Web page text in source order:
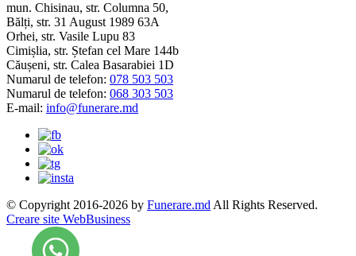
mun. Chisinau, str. Columna 50,
Bălți, str. 31 August 1989 63A
Orhei, str. Vasile Lupu 83
Cimișlia, str. Ștefan cel Mare 144b
Căușeni, str. Calea Basarabiei 1D
Numarul de telefon: 078 503 503
Numarul de telefon: 068 303 503
E-mail: info@funerare.md
© Copyright 2016-2026 by Funerare.mdAll Rights Reserved.
Creare site WebBusiness